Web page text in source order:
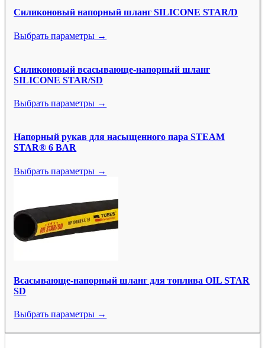
Силиконовый напорный шланг SILICONE STAR/D
Выбрать параметры →
Силиконовый всасывающе-напорный шланг
SILICONE STAR/SD
Выбрать параметры →
Напорный рукав для насыщенного пара STEAM
STAR® 6 BAR
Выбрать параметры →
Всасывающе-напорный шланг для топлива OIL STAR
SD
Выбрать параметры →